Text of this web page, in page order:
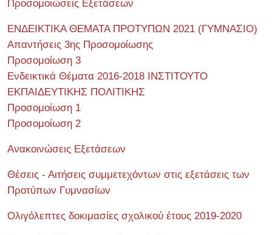
Προσομοιώσεις Εξετάσεων
ΕΝΔΕΙΚΤΙΚΑ ΘΕΜΑΤΑ ΠΡΟΤΥΠΩΝ 2021 (ΓΥΜΝΑΣΙΟ)
Απαντήσεις 3ης Προσομοίωσης
Προσομοίωση 3
Ενδεικτικά Θέματα 2016-2018 ΙΝΣΤΙΤΟΥΤΟ
ΕΚΠΑΙΔΕΥΤΙΚΗΣ ΠΟΛΙΤΙΚΗΣ
Προσομοίωση 1
Προσομοίωση 2
Ανακοινώσεις Εξετάσεων
Θέσεις - Αιτήσεις συμμετεχόντων στις εξετάσεις των
Προτύπων Γυμνασίων
Ολιγόλεπτες δοκιμασίες σχολικού έτους 2019-2020